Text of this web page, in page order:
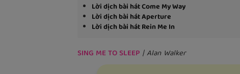
Lời dịch bài hát Come My Way
Lời dịch bài hát Aperture
Lời dịch bài hát Rein Me In
SING ME TO SLEEP | Alan Walker